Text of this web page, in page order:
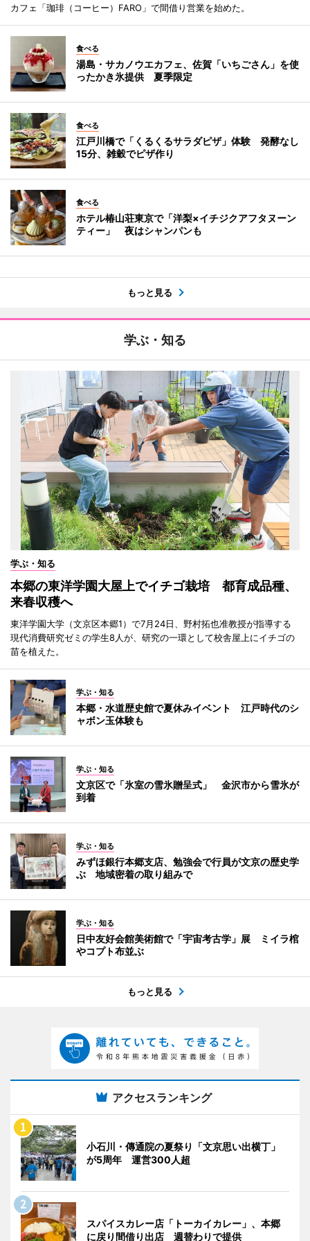
カフェ「珈琲（コーヒー）FARO」で間借り営業を始めた。
食べる
湯島・サカノウエカフェ、佐賀「いちごさん」を使
ったかき氷提供 夏季限定
食べる
江戸川橋で「くるくるサラダピザ」体験 発酵なし
15分、雑穀でピザ作り
食べる
ホテル椿山荘東京で「洋梨×イチジクアフタヌーン
ティー」 夜はシャンパンも
もっと見る
学ぶ・知る
学ぶ・知る
本郷の東洋学園大屋上でイチゴ栽培 都育成品種、
来春収穫へ
東洋学園大学（文京区本郷1）で7月24日、野村拓也准教授が指導する
現代消費研究ゼミの学生8人が、研究の一環として校舎屋上にイチゴの
苗を植えた。
学ぶ・知る
本郷・水道歴史館で夏休みイベント 江戸時代のシ
ャボン玉体験も
学ぶ・知る
文京区で「氷室の雪氷贈呈式」 金沢市から雪氷が
到着
学ぶ・知る
みずほ銀行本郷支店、勉強会で行員が文京の歴史学
ぶ 地域密着の取り組みで
学ぶ・知る
日中友好会館美術館で「宇宙考古学」展 ミイラ棺
やコプト布並ぶ
もっと見る
アクセスランキング
小石川・傳通院の夏祭り「文京思い出横丁」
が5周年 運営300人超
スパイスカレー店「トーカイカレー」、本郷
に戻り間借り出店 週替わりで提供